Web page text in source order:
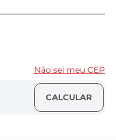
Não sei meu CEP